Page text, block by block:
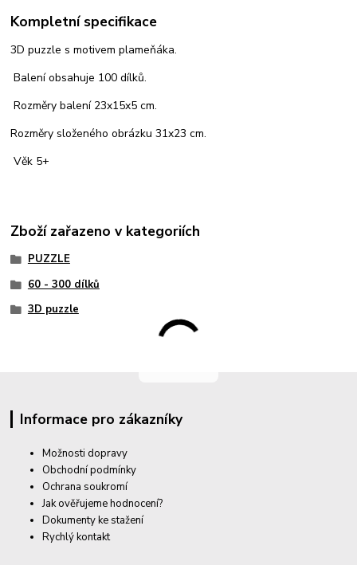
Kompletní specifikace
3D puzzle s motivem plameňáka.
Balení obsahuje 100 dílků.
Rozměry balení 23x15x5 cm.
Rozměry složeného obrázku 31x23 cm.
Věk 5+
Zboží zařazeno v kategoriích
PUZZLE
60 - 300 dílků
3D puzzle
Informace pro zákazníky
Možnosti dopravy
Obchodní podmínky
Ochrana soukromí
Jak ověřujeme hodnocení?
Dokumenty ke stažení
Rychlý kontakt